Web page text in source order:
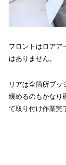
フロントはロアア
はありません。
リアは全箇所ブッ
緩めるのもかなり
て取り付け作業完